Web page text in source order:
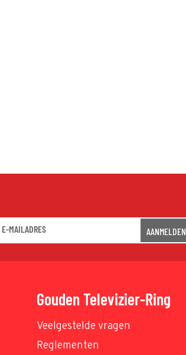
AANMELDEN
Gouden Televizier-Ring
Veelgestelde vragen
Reglementen